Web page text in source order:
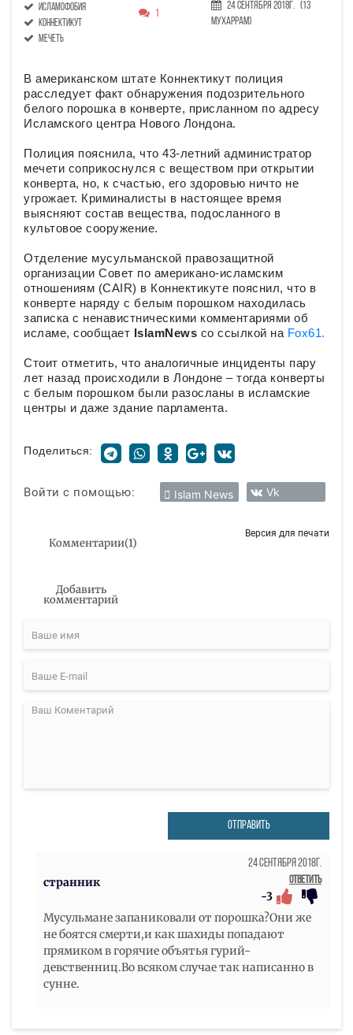
исламофобия
Коннектикут
мечеть
1
24 Сентября 2018г. (13
Мухаррам)
В американском штате Коннектикут полиция
расследует факт обнаружения подозрительного
белого порошка в конверте, присланном по адресу
Исламского центра Нового Лондона.
Полиция пояснила, что 43-летний администратор
мечети соприкоснулся с веществом при открытии
конверта, но, к счастью, его здоровью ничто не
угрожает. Криминалисты в настоящее время
выясняют состав вещества, подосланного в
культовое сооружение.
Отделение мусульманской правозащитной
организации Совет по американо-исламским
отношениям (CAIR) в Коннектикуте пояснил, что в
конверте наряду с белым порошком находилась
записка с ненавистническими комментариями об
исламе, сообщает IslamNews со ссылкой на Fox61.
Стоит отметить, что аналогичные инциденты пару
лет назад происходили в Лондоне – тогда конверты
с белым порошком были разосланы в исламские
центры и даже здание парламента.
Поделиться:
Войти с помощью: Islam News Vk
Комментарии(1)
Версия для печати
Добавить
комментарий
ОТПРАВИТЬ
странник
24 Сентября 2018г.
Ответить
-3
Мусульмане запаниковали от порошка?Они же
не боятся смерти,и как шахиды попадают
прямиком в горячие объятья гурий-
девственниц.Во всяком случае так написанно в
сунне.